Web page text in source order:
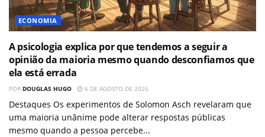
ECONOMIA
A psicologia explica por que tendemos a seguir a
opinião da maioria mesmo quando desconfiamos que
ela está errada
POR DOUGLAS HUGO 6 DE AGOSTO DE 2026
Destaques Os experimentos de Solomon Asch revelaram que
uma maioria unânime pode alterar respostas públicas
mesmo quando a pessoa percebe...